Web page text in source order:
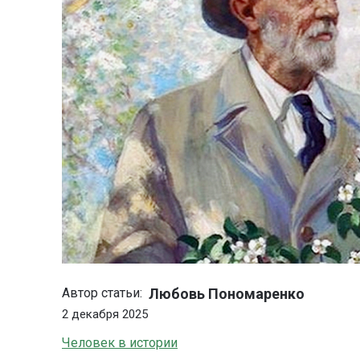
Автор статьи: Любовь Пономаренко
2 декабря 2025
Человек в истории